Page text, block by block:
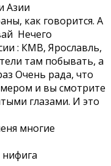
Азии
как говорится. А
Нечего
: КМВ, Ярославль,
там побывать, а
Очень рада, что
и вы смотрите
глазами. И это
многие